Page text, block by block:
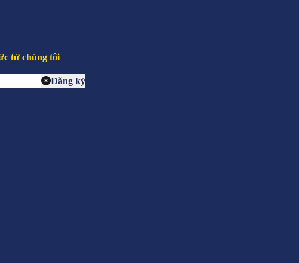
từ chúng tôi
Đăng ký